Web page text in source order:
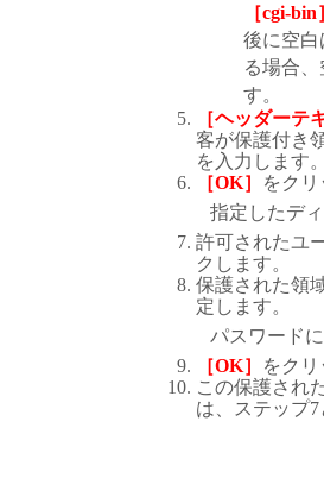
［cgi-
後に空白
る場合
す。
［ヘッダーテ
客が保護付き
を入力します
［OK］
をク
指定したデ
許可されたユ
クします。
保護された領
定します。
パスワード
［OK］
をク
この保護され
は、ステップ